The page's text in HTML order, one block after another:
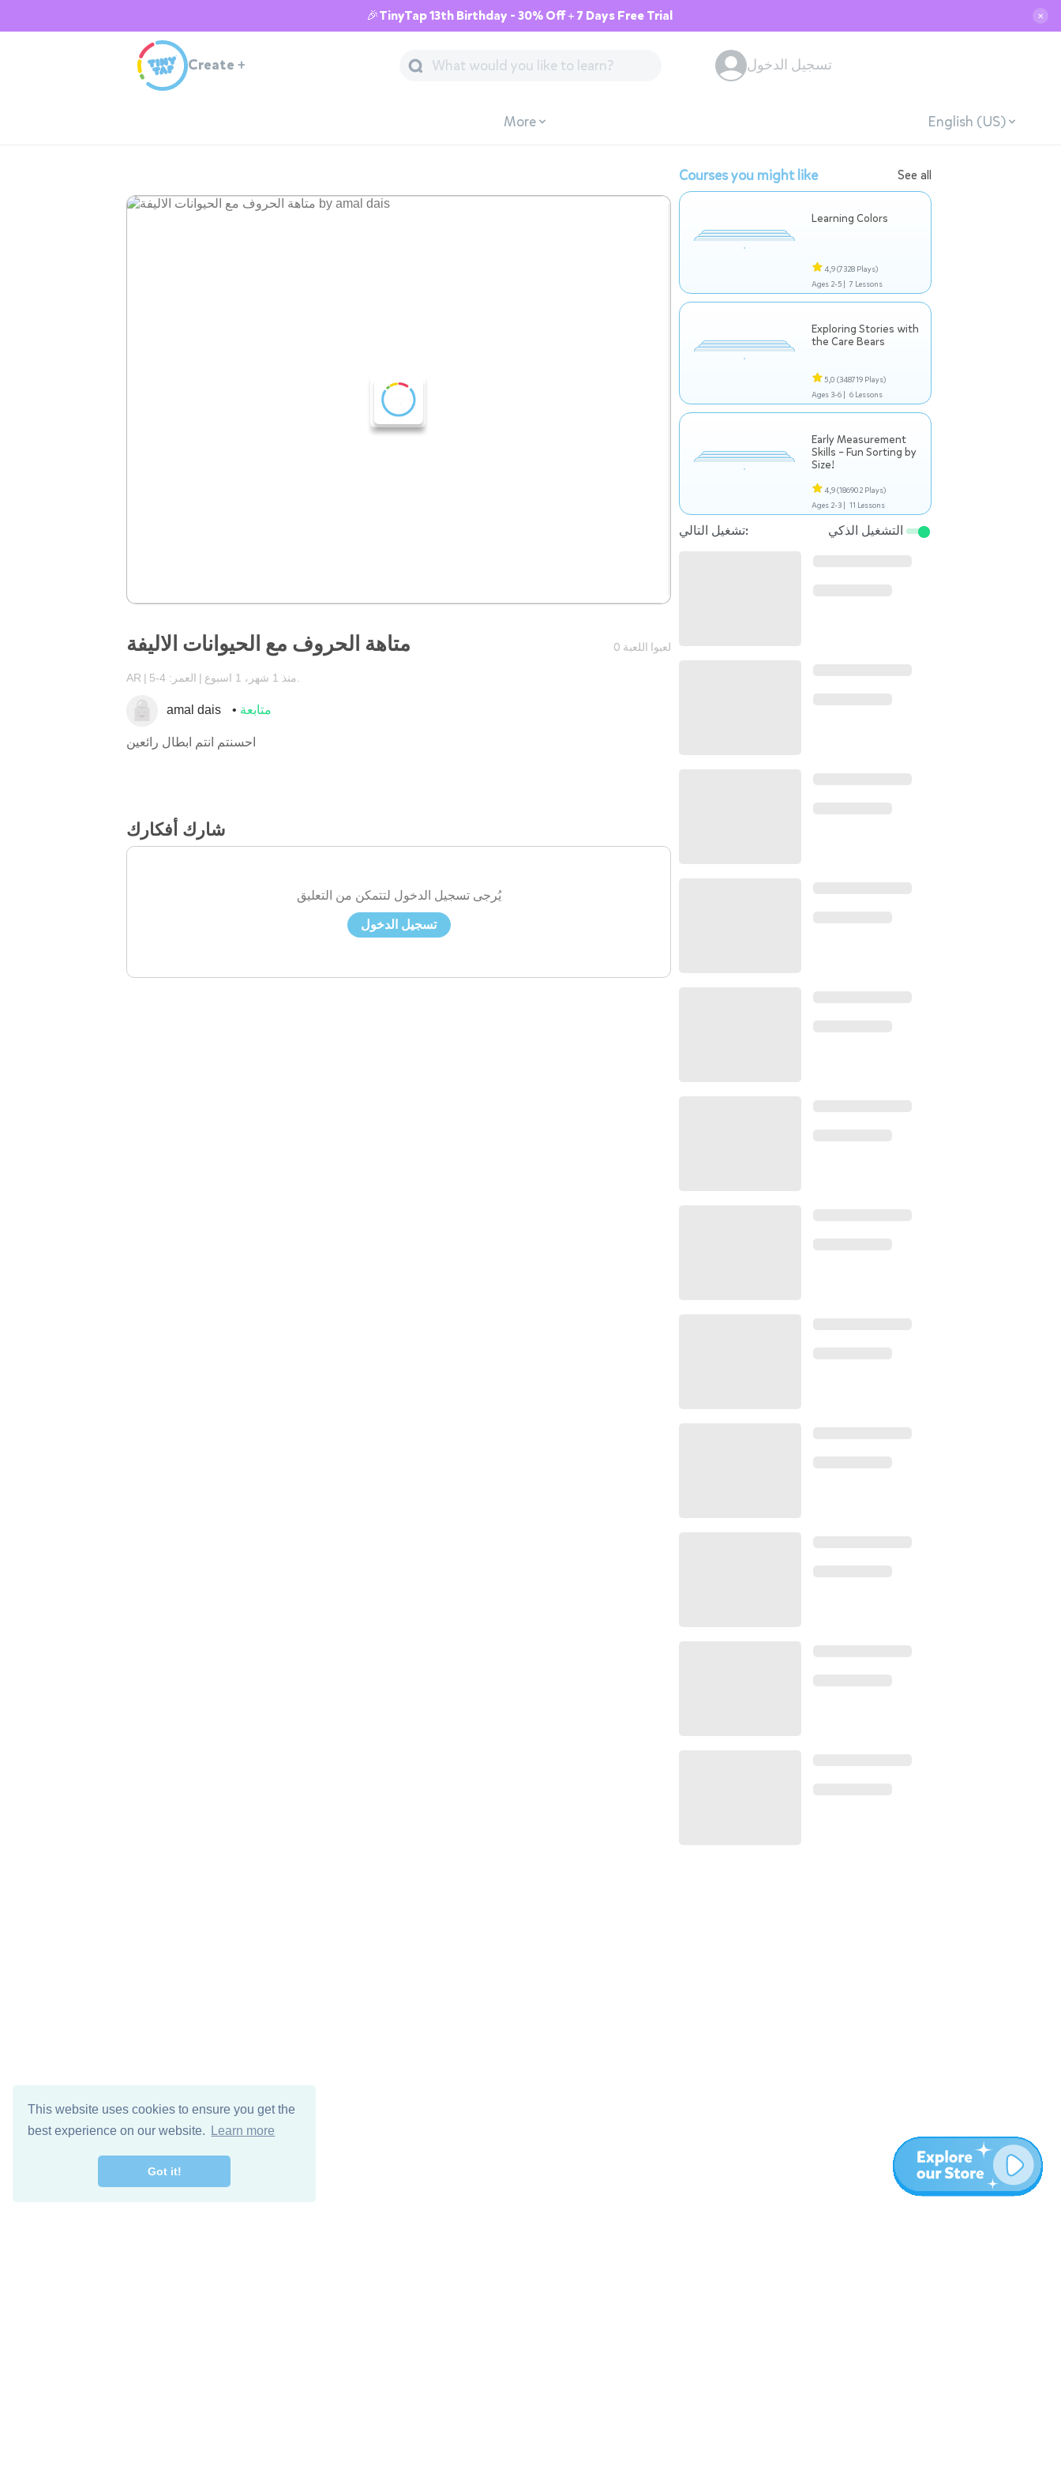
This website uses cookies to ensure you get the
best experience on our website.
Learn more
Got it!
🎉TinyTap 13th Birthday - 30% Off + 7 Days Free Trial ✕
Create + تسجيل الدخول
More English (US)
متاهة الحروف مع الحيوانات الاليفة 0 لعبوا اللعبة
AR العمر: 4-5
amal dais متابعة
احسنتم انتم ابطال رائعين
شارك أفكارك
يُرجى تسجيل الدخول لتتمكن من التعليق
تسجيل الدخول
Courses you might like See all
Learning Colors
4,9(7328 Plays)
Ages 2-5 | 7 Lessons
Exploring Stories with
the Care Bears
5,0 (348719 Plays)
Ages 3-6 | 6 Lessons
Early Measurement
Skills – Fun Sorting by
Size!
4,9(186902 Plays)
Ages 2-3 | 11 Lessons
تشغيل التالي: